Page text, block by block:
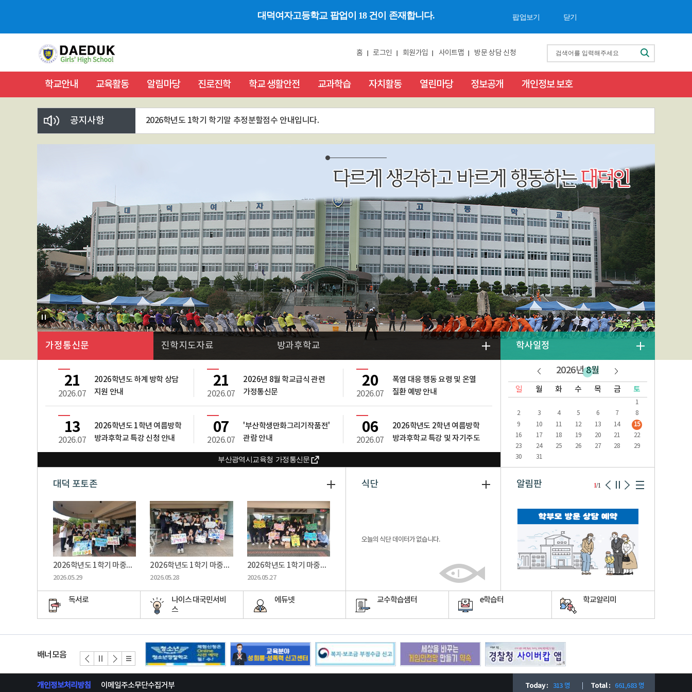
대덕여자고등학교 팝업이 18 건이 존재합니다. 팝업보기 닫기
색
홈 로그인 회원가입 사이트맵 방문 상담 신청
학교안내 교육활동 알림마당 진로진학 학교 생활안전 교과학습 자치활동 열린마당 정보공개 개인정보 보호
공지사항 2026학년도 1학기 학기말 추정분할점수 안내입니다.
가정통신문
2026학년도 하계 방학 상담
지원 안내
21
2026.07
2026년 8월 학교급식 관련
가정통신문
21
2026.07
폭염 대응 행동 요령 및 온열
질환 예방 안내
20
2026.07
2026학년도 1학년 여름방학
방과후학교 특강 신청 안내
13
2026.07
'부산학생만화그리기작품전'
관람 안내
07
2026.07
2026학년도 2학년 여름방학
방과후학교 특강 및 자기주도
학습 신청 안내
06
2026.07
부산광역시교육청 가정통신문
진학지도자료 방과후학교 학사일정
2026년8월
일 월 화 수 목 금 토
1
2
3 4 5 6 7
8
9
10 11 12 13 14
15
16
17 18 19 20 21
22
23
24 25 26 27 28
29
30
31
대덕 포토존
2026학년도 1학기 마중날 ( 2-2, 동물보호 )
2026.05.29
2026학년도 1학기 마중날 ( 2-3, 불법촬영예방 )
2026.05.28
2026학년도 1학기 마중날 ( 2-7, 학생도박근절 )
2026.05.27
식단
오늘의 식단 데이터가 없습니다.
알림판 1/1
독서로
나이스 대국민서비
스
에듀넷 교수학습샘터 e학습터 학교알리미
배너모음
개인정보처리방침 이메일주소무단수집거부 Today : 313 명 Total : 661,683 명